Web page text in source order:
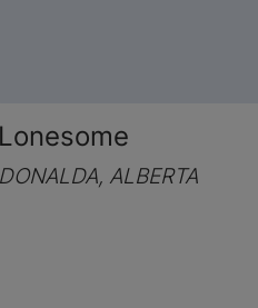
Lonesome
DONALDA, ALBERTA